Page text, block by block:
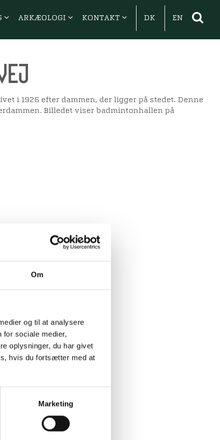
Om
og til at analysere
for sociale medier,
oplysninger, du har givet
hvis du fortsætter med at
Marketing
ARKÆOLOGI KONTAKT DK EN
i 1926 efter dammen, der ligger på stedet. Denne
Billedet viser badmintonhallen på